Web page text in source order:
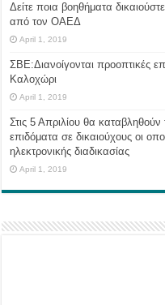
Δείτε ποια βοηθήματα
από τον ΟΑΕΔ
April 1, 2019
ΣΒΕ:Διανοίγονται προοπτικές
Καλοχώρι
April 1, 2019
Στις 5 Απριλίου θα
επιδόματα σε δικαιούχους οι
ηλεκτρονικής διαδικασίας
April 1, 2019